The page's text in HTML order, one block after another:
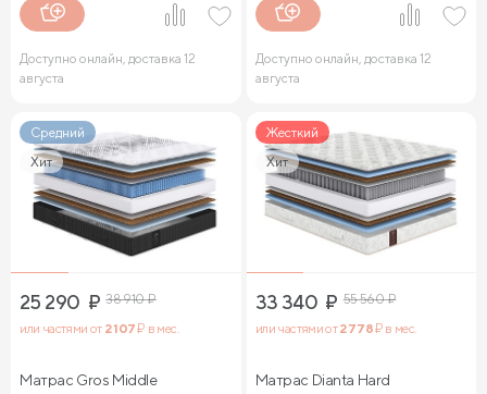
Доступно онлайн, доставка 12
августа
Доступно онлайн, доставка 12
августа
Средний
Хит
25 290 ₽ 38 910₽
или частями от 2 107₽ в мес.
Матрас Gros Middle
Жесткий
Хит
33 340 ₽ 55 560₽
или частями от2 778₽ в мес.
Матрас Dianta Hard